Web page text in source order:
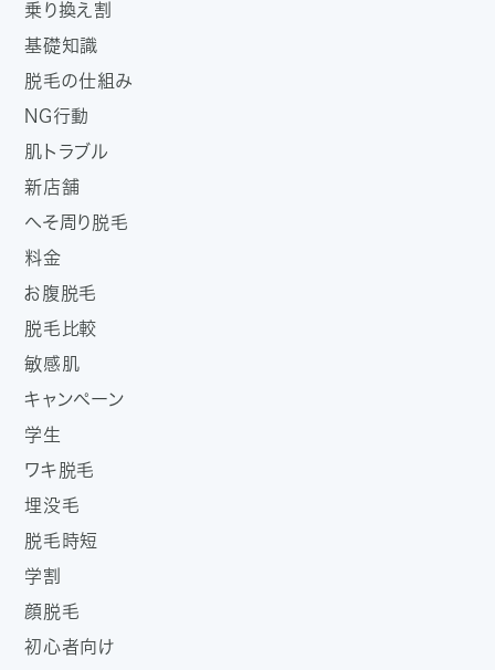
乗り換え割
基礎知識
脱毛の仕組み
NG行動
肌トラブル
新店舗
へそ周り脱毛
料金
お腹脱毛
脱毛比較
敏感肌
キャンペーン
学生
ワキ脱毛
埋没毛
脱毛時短
学割
顔脱毛
初心者向け